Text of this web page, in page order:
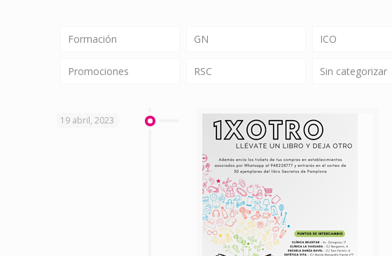
Formación GN ICO
Promociones RSC Sin categorizar
19 abril, 2023